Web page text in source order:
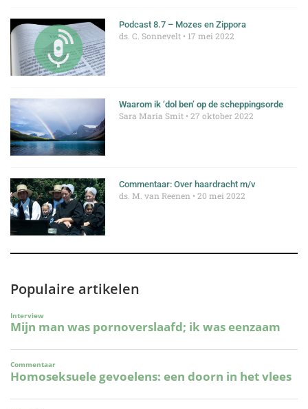
Podcast 8.7 – Mozes en Zippora
ds. C. Sonnevelt 17 mei 2022
Waarom ik ‘dol ben’ op de scheppingsorde
Sara Maria Smit 27 oktober 2022
Commentaar: Over haardracht m/v
ds. M. van Reenen 20 mei 2022
Populaire artikelen